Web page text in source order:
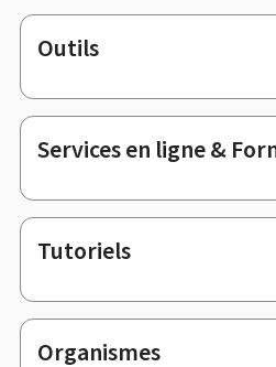
Pied
de
page
Outils
Services en ligne &
Tutoriels
Organismes